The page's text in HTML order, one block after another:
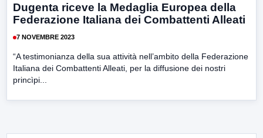
Dugenta riceve la Medaglia Europea della
Federazione Italiana dei Combattenti Alleati
7 NOVEMBRE 2023
“A testimonianza della sua attività nell’ambito della Federazione
Italiana dei Combattenti Alleati, per la diffusione dei nostri
princìpi...